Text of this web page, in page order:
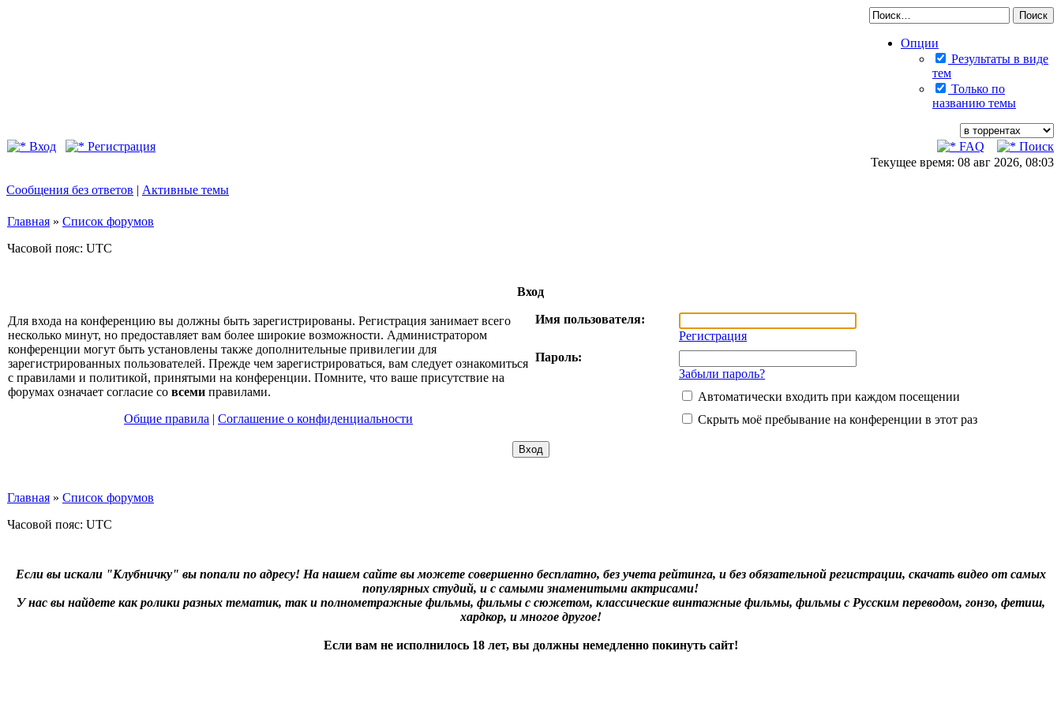
Опции
Результаты в виде
тем
Только по
названию темы
Вход Регистрация FAQ
Поиск
Текущее время: 08 авг 2026, 08:03
Сообщения без ответов | Активные темы
Главная » Список форумов
Часовой пояс: UTC
Вход
Для входа на конференцию вы должны быть зарегистрированы. Регистрация занимает всего
несколько минут, но предоставляет вам более широкие возможности. Администратором
конференции могут быть установлены также дополнительные привилегии для
зарегистрированных пользователей. Прежде чем зарегистрироваться, вам следует ознакомиться
с правилами и политикой, принятыми на конференции. Помните, что ваше присутствие на
форумах означает согласие со всеми правилами.
Общие правила | Соглашение о конфиденциальности
Имя пользователя:
Регистрация
Пароль:
Забыли пароль?
Автоматически входить при каждом посещении
Скрыть моё пребывание на конференции в этот раз
Главная » Список форумов
Часовой пояс: UTC
Если вы искали "Клубничку" вы попали по адресу! На нашем сайте вы можете совершенно бесплатно, без учета рейтинга, и без обязательной регистрации, скачать видео от самых
популярных студий, и с самыми знаменитыми актрисами!
У нас вы найдете как ролики разных тематик, так и полнометражные фильмы, фильмы с сюжетом, классические винтажные фильмы, фильмы с Русским переводом, гонзо, фетиш,
хардкор, и многое другое!
Если вам не исполнилось 18 лет, вы должны немедленно покинуть сайт!